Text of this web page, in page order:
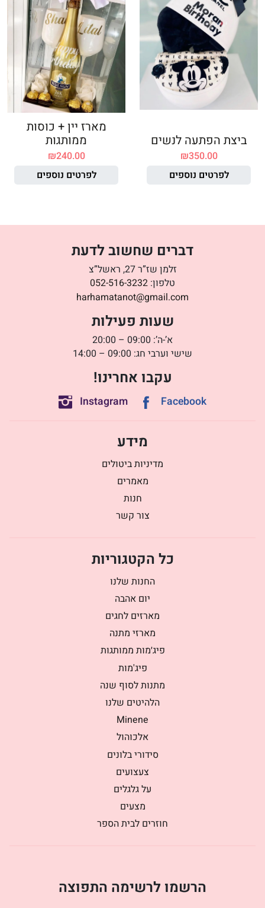
ביצת הפתעה לנשים
₪350.00
לפרטים נוספים
מארז יין + כוסות
ממותגות
₪240.00
לפרטים נוספים
דברים שחשוב לדעת
זלמן שז”ר 27, ראשל”צ
טלפון: 052-516-3232
harhamatanot@gmail.com
שעות פעילות
א’-ה’: 09:00 – 20:00
שישי וערבי חג: 09:00 – 14:00
עקבו אחרינו!
Facebook
Instagram
מידע
מדיניות ביטולים
מאמרים
חנות
צור קשר
כל הקטגוריות
החנות שלנו
יום אהבה
מארזים לחגים
מארזי מתנה
פיג׳מות ממותגות
פיג'מות
מתנות לסוף שנה
הלהיטים שלנו
Minene
אלכוהול
סידורי בלונים
צעצועים
על גלגלים
מצעים
חוזרים לבית הספר
הרשמו לרשימה התפוצה